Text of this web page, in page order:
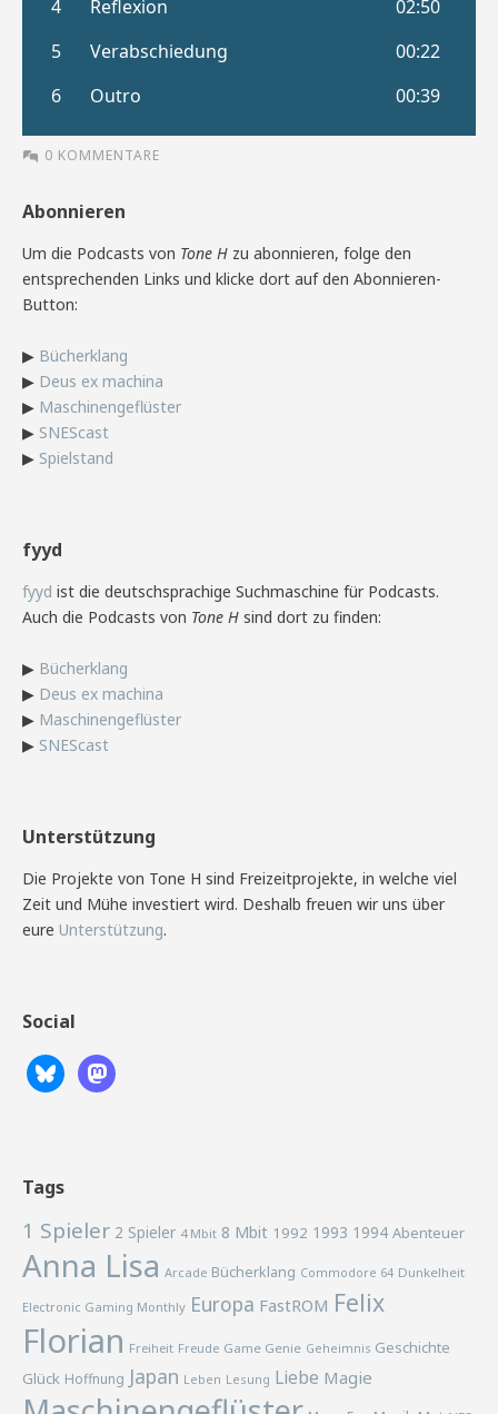
0 KOMMENTARE
Abonnieren
Um die Podcasts von Tone H zu abonnieren, folge den
entsprechenden Links und klicke dort auf den Abonnieren-
Button:
▶ Bücherklang
▶ Deus ex machina
▶ Maschinengeflüster
▶ SNEScast
▶ Spielstand
fyyd
fyyd ist die deutschsprachige Suchmaschine für Podcasts.
Auch die Podcasts von Tone H sind dort zu finden:
▶ Bücherklang
▶ Deus ex machina
▶ Maschinengeflüster
▶ SNEScast
Unterstützung
Die Projekte von Tone H sind Freizeitprojekte, in welche viel
Zeit und Mühe investiert wird. Deshalb freuen wir uns über
eure Unterstützung.
Social
Tags
1 Spieler 2 Spieler 4 Mbit 8 Mbit 1992 1993 1994 Abenteuer
Anna Lisa Arcade Bücherklang Commodore 64 Dunkelheit
Electronic Gaming Monthly Europa FastROM Felix
Florian Freiheit Freude Game Genie Geheimnis Geschichte
Glück Hoffnung Japan Leben Lesung Liebe Magie